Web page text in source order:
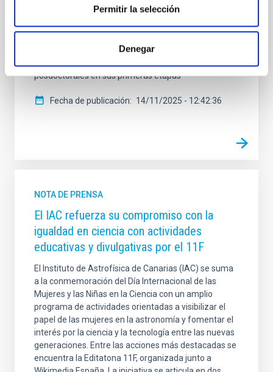
Permitir la selección
Denegar
tecnologías ópticas y algorítmicas de vanguardia que
definirán el futuro de la Astrofísica. En esta edición,
Hawai e IAC) y Rafael Rebolo (IAC), participarán unos
posdoctorales en sus primeras etapas
Fecha de publicación 14/11/2025 - 12:42:36
NOTA DE PRENSA
El IAC refuerza su compromiso con la
igualdad en ciencia con actividades
educativas y divulgativas por el 11F
El Instituto de Astrofísica de Canarias (IAC) se suma
a la conmemoración del Día Internacional de las
Mujeres y las Niñas en la Ciencia con un amplio
programa de actividades orientadas a visibilizar el
papel de las mujeres en la astronomía y fomentar el
interés por la ciencia y la tecnología entre las nuevas
generaciones. Entre las acciones más destacadas se
encuentra la Editatona 11F, organizada junto a